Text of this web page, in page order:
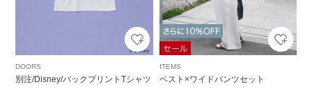
DOORS
別注/Disney/バックプリントTシャツ
ITEMS
ベスト×ワイドパンツセット